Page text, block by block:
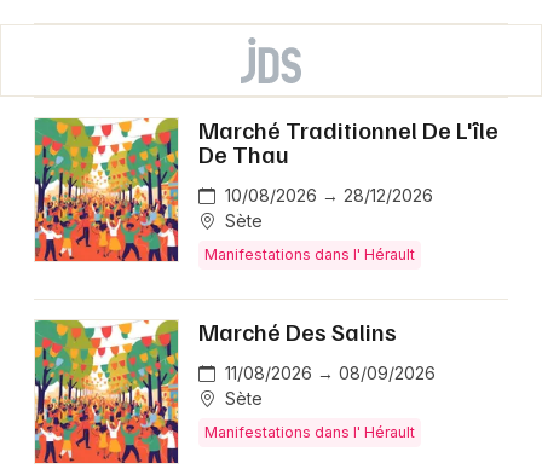
Marché Traditionnel De L'île
De Thau
10/08/2026 → 28/12/2026
Sète
Manifestations dans l' Hérault
Marché Des Salins
11/08/2026 → 08/09/2026
Sète
Manifestations dans l' Hérault